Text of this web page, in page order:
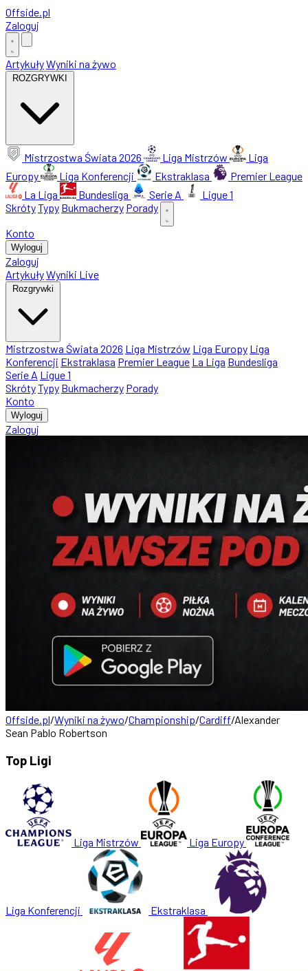
Offside.pl
Zaloguj
ArtykułyWyniki na żywo
ROZGRYWKI
Mistrzostwa Świata 2026 Liga Mistrzów
Liga
Europy
Liga Konferencji Ekstraklasa
Premier League
La Liga
Bundesliga Serie A
Ligue 1
SkrótyTypy Bukmacherzy Porady
Konto
Wyloguj
Zaloguj
ArtykułyWyniki Live
Rozgrywki
Mistrzostwa Świata 2026 Liga Mistrzów Liga Europy Liga
Konferencji Ekstraklasa Premier League La Liga Bundesliga
Serie A Ligue 1
SkrótyTypy Bukmacherzy Porady
Konto
Wyloguj
Zaloguj
Offside.pl/Wyniki na żywo/Championship/Cardiff/Alexander
Sean Pablo Robertson
Top Ligi
Liga Mistrzów Liga Europy
Liga Konferencji Ekstraklasa